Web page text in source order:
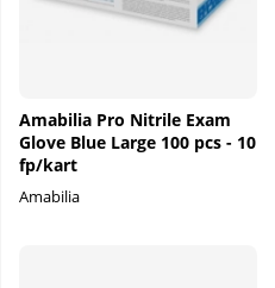
Amabilia Pro Nitrile Exam
Glove Blue Large 100 pcs - 10
fp/kart
Amabilia